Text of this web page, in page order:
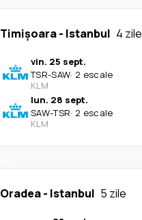
Timișoara- Istanbul 4 zile
vin. 25 sept.
TSR-SAW· 2 escale
KLM
lun. 28 sept.
SAW-TSR· 2 escale
KLM
Oradea- Istanbul 5 zile